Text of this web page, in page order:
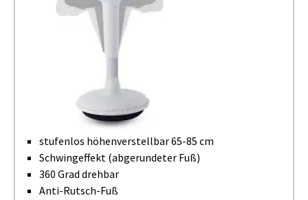
stufenlos höhenverstellbar 65-85 cm
Schwingeffekt (abgerundeter Fuß)
360 Grad drehbar
Anti-Rutsch-Fuß